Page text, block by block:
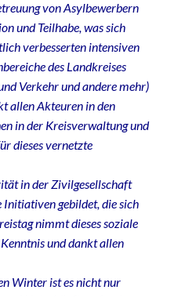
von Asylbewerbern
und Teilhabe, was sich
verbesserten intensiven
des Landkreises
Verkehr und andere mehr)
allen Akteuren in den
in der Kreisverwaltung und
dieses vernetzte
in der Zivilgesellschaft
Initiativen gebildet, die sich
nimmt dieses soziale
und dankt allen
Winter ist es nicht nur